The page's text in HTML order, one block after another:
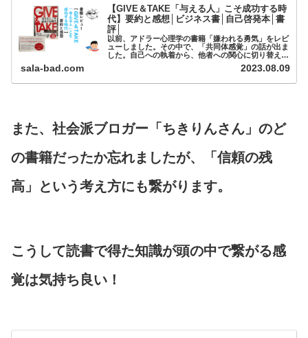
【GIVE＆TAKE「与える人」こそ成功する時
代】要約と感想│ビジネス書│自己啓発本│書
評│
以前、アドラー心理学の書籍「嫌われる勇気」をレビ
ューしました。その中で、「共同体感覚」の話が出ま
した。自己への執着から、他者への関心に切り替え
よ。与えよ、さらば与えられん。というフレーズも登
sala-bad.com 2023.08.09
また、社会派ブロガー「ちきりんさん」のど
の書籍だったか忘れましたが、「信頼の残
高」という考え方にも繋がります。
こうして読書で得た知識が頭の中で繋がる感
覚は気持ち良い！